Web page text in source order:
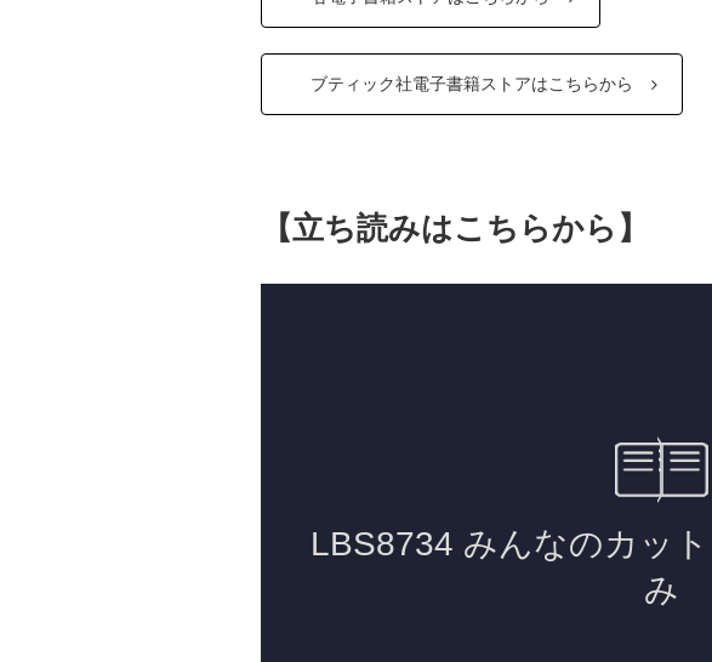
ブティック社電子書籍ストアはこちらから
【立ち読みはこちらから】